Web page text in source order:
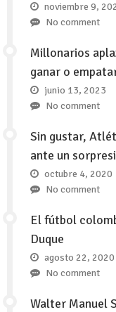
noviembre 9,
No comment
Millonarios
ganar o
junio 13, 2023
No comment
Sin gustar,
ante un
octubre 4, 2020
No comment
El fútbol
Duque
agosto 22, 2020
No comment
Walter Manuel